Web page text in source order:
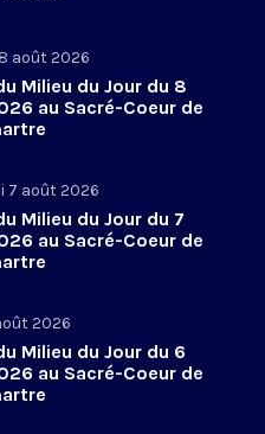
août 2026
Milieu du Jour du 8
au Sacré-Coeur de
7 août 2026
Milieu du Jour du 7
au Sacré-Coeur de
2026
Milieu du Jour du 6
au Sacré-Coeur de